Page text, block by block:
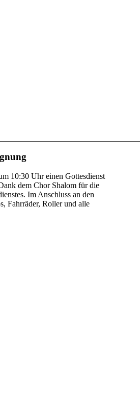
10:30 Uhr einen Gottesdienst
dem Chor Shalom für die
Im Anschluss an den
Fahrräder, Roller und alle